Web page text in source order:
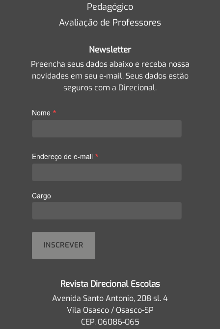
Pedagógico
Avaliação de Professores
Newsletter
Preencha seus dados abaixo e receba nossa
novidades em seu e-mail. Seus dados estão
seguros com a Direcional.
Nome *
Endereço de e-mail *
Cargo
Revista Direcional Escolas
Avenida Santo Antonio, 208 sl. 4
Vila Osasco / Osasco-SP
CEP. 06086-065